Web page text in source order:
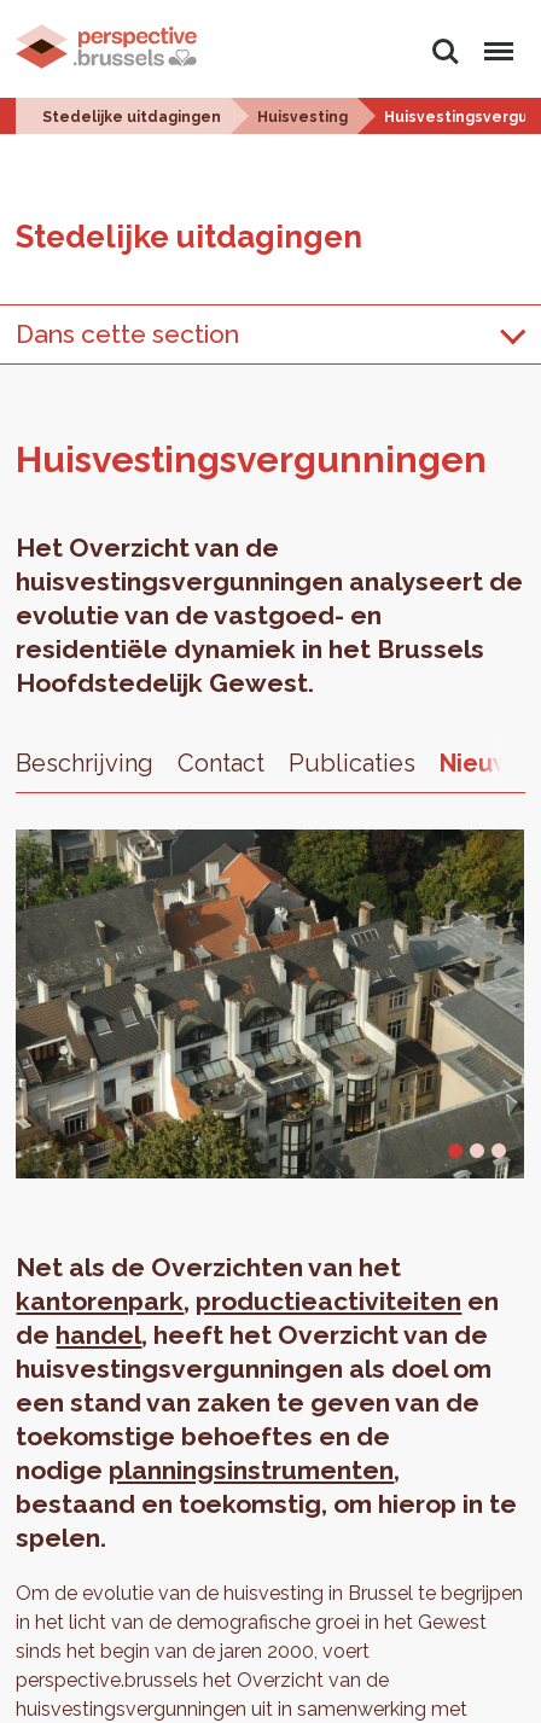
Zoeken Menu
Stedelijke uitdagingen Huisvesting
Ste­de­lij­ke uit­da­gin­gen
Dans cette section
Huis­ves­tings­ver­gun­nin­gen
Het Overzicht van de
huisvestingsvergunningen analyseert de
evolutie van de vastgoed- en
residentiële dynamiek in het Brussels
Hoofdstedelijk Gewest.
Beschrijving Contact Publicaties Nieuws
Net als de Overzichten van het
kantorenpark, productieactiviteiten en
de handel, heeft het Overzicht van de
huisvestingsvergunningen als doel om
een stand van zaken te geven van de
toekomstige behoeftes en de
nodige planningsinstrumenten,
bestaand en toekomstig, om hierop in te
spelen.
Om de evolutie van de huisvesting in Brussel te begrijpen
in het licht van de demografische groei in het Gewest
sinds het begin van de jaren 2000, voert
perspective.brussels het Overzicht van de
huisvestingsvergunningen uit in samenwerking met